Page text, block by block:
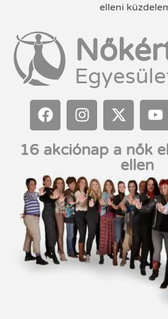
elleni
16 akciónap a nők
ellen